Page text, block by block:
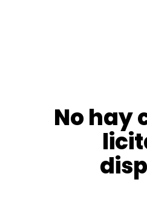
No hay